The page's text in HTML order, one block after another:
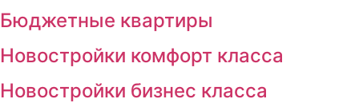
Бюджетные квартиры
Новостройки комфорт класса
Новостройки бизнес класса